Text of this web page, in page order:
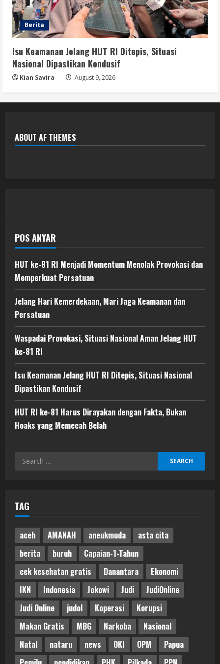
Berita
Isu Keamanan Jelang HUT RI Ditepis, Situasi
Nasional Dipastikan Kondusif
Kian Savira August 9, 2026
ABOUT AF THEMES
POS ANYAR
HUT ke-81 RI Menjadi Momentum Menolak Provokasi dan
Memperkuat Persatuan
Jelang Hari Kemerdekaan, Mari Jaga Keamanan dan
Persatuan
Waspadai Provokasi, Situasi Nasional Aman Jelang HUT
ke-81 RI
Isu Keamanan Jelang HUT RI Ditepis, Situasi Nasional
Dipastikan Kondusif
HUT RI ke-81 Harus Dirayakan dengan Fakta, Bukan
Hoaks yang Memecah Belah
Search
TAG
aceh AMANAH aneukmuda
asta cita
berita
buruh
Capaian-1-Tahun
cek kesehatan gratis
Danantara
Ekonomi
IKN
Indonesia Jokowi Judi
JudiOnline
Judi Online
judol Koperasi
Korupsi
Makan Gratis
MBG Narkoba
Nasional
Natal
nataru news OKI OPM
Papua